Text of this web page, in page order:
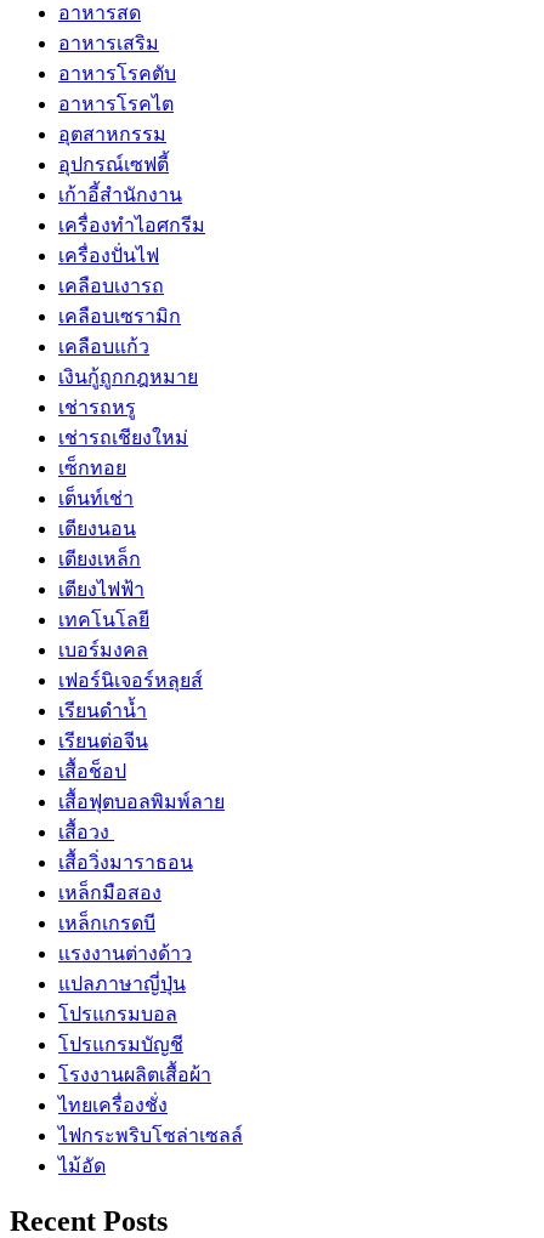
อาหารสด
อาหารเสริม
อาหารโรคตับ
อาหารโรคไต
อุตสาหกรรม
อุปกรณ์เซฟตี้
เก้าอี้สำนักงาน
เครื่องทำไอศกรีม
เครื่องปั่นไฟ
เคลือบเงารถ
เคลือบเซรามิก
เคลือบแก้ว
เงินกู้ถูกกฎหมาย
เช่ารถหรู
เช่ารถเชียงใหม่
เซ็กทอย
เต็นท์เช่า
เตียงนอน
เตียงเหล็ก
เตียงไฟฟ้า
เทคโนโลยี
เบอร์มงคล
เฟอร์นิเจอร์หลุยส์
เรียนดำน้ำ
เรียนต่อจีน
เสื้อช็อป
เสื้อฟุตบอลพิมพ์ลาย
เสื้อวง
เสื้อวิ่งมาราธอน
เหล็กมือสอง
เหล็กเกรดบี
เเรงงานต่างด้าว
แปลภาษาญี่ปุ่น
โปรแกรมบอล
โปรแกรมบัญชี
โรงงานผลิตเสื้อผ้า
ไทยเครื่องชั่ง
ไฟกระพริบโซล่าเซลล์
ไม้อัด
Recent Posts